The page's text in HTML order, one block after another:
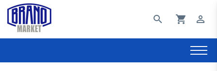
search shopping_cart perm_identity